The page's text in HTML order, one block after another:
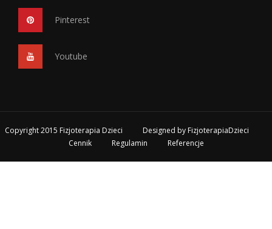
Pinterest
Youtube
Copyright 2015 Fizjoterapia Dzieci Designed by FizjoterapiaDzieci
Cennik
Regulamin Referencje